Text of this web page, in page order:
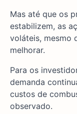
Mas até que os
estabilizem, as
voláteis, mesmo
melhorar.
Para os
demanda
custos de
observado.